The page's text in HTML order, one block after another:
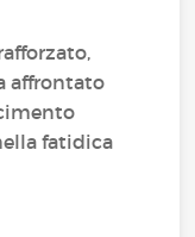
affrontato
fatidica